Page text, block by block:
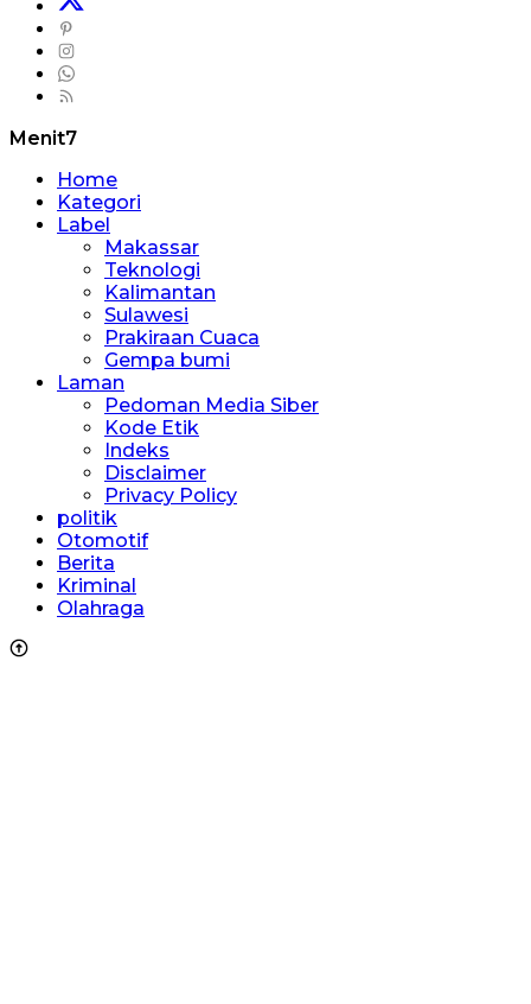
Menit7
Home
Kategori
Label
Makassar
Teknologi
Kalimantan
Sulawesi
Prakiraan Cuaca
Gempa bumi
Laman
Pedoman Media Siber
Kode Etik
Indeks
Disclaimer
Privacy Policy
politik
Otomotif
Berita
Kriminal
Olahraga